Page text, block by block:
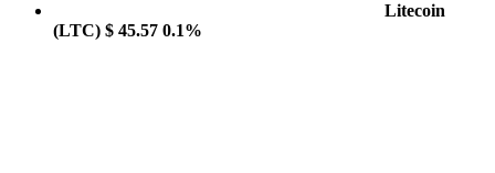
Litecoin
(LTC) $ 45.57 0.1%